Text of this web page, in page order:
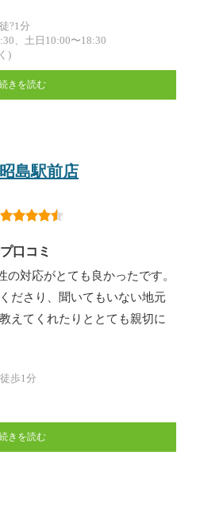
?1分
、土日10:00〜18:30
)
きを読む
島駅前店
口コミ
の対応がとても良かったです。
ださり、聞いてもいない地元
えてくれたりととても親切に
歩1分
きを読む